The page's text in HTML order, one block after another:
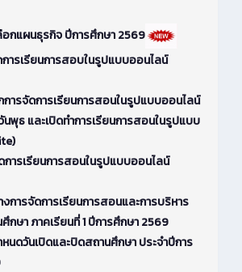
กแผนธุรกิจ ปีการศึกษา 2569
การเรียนการสอบในรูปแบบออนไลน์
การจัดการเรียนการสอนในรูปแบบออนไลน์
นพุธ และเปิดทำการเรียนการสอนในรูปแบบ
การเรียนการสอนในรูปแบบออนไลน์
งการจัดการเรียนการสอนและการบริหาร
กษา ภาคเรียนที่ 1 ปีการศึกษา 2569
หนดวันเปิดและปิดสถานศึกษา ประจำปีการ